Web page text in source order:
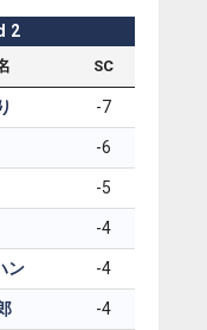
2
SC
-7
-6
-5
-4
ン -4
-4